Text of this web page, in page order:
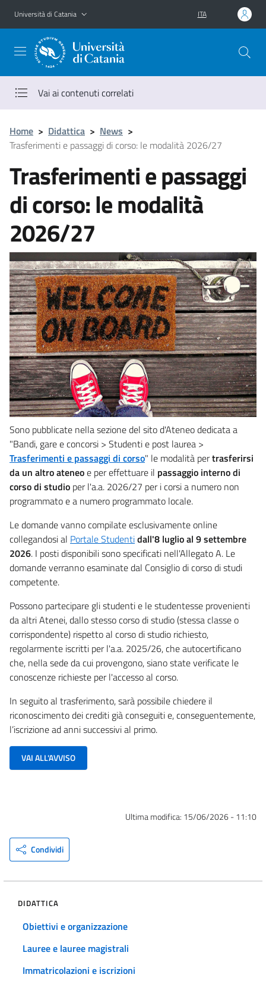
Vai al contenuto principale
Vai al menu di navigazione
Università di Catania ITA
Vai ai contenuti correlati
Home > Didattica > News >
Trasferimenti e passaggi di corso: le modalità 2026/27
Trasferimenti e passaggi
di corso: le modalità
2026/27
Sono pubblicate nella sezione del sito d'Ateneo dedicata a
"Bandi, gare e concorsi > Studenti e post laurea >
Trasferimenti e passaggi di corso" le modalità pertrasferirsi
da un altro ateneoe per effettuare il passaggio interno di
corso di studio per l'a.a. 2026/27 per i corsi a numero non
programmato e a numero programmato locale.
Le domande vanno compilate esclusivamente online
collegandosi al Portale Studentidall'8 luglio al 9 settembre
2026. I posti disponibili sono specificati nell'Allegato A. Le
domande verranno esaminate dal Consiglio di corso di studi
competente.
Possono partecipare gli studenti e le studentesse provenienti
da altri Atenei, dallo stesso corso di studio (stessa classe o
corrispondente) rispetto al corso di studio richiesto,
regolarmente iscritti per l'a.a. 2025/26, che autocertificano
che, nella sede da cui provengono, siano state verificate le
conoscenze richieste per l'accesso al corso.
In seguito al trasferimento, sarà possibile chiedere il
riconoscimento dei crediti già conseguiti e, conseguentemente,
l’iscrizione ad anni successivi al primo.
VAI ALL'AVVISO
Ultima modifica: 15/06/2026 - 11:10
Condividi
DIDATTICA
Obiettivi e organizzazione
Lauree e lauree magistrali
Immatricolazioni e iscrizioni